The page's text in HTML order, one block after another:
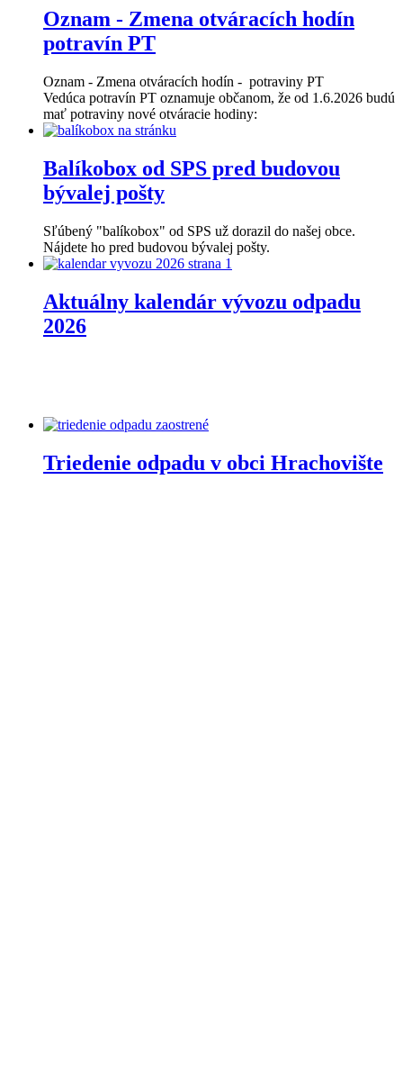
Oznam - Zmena otváracích hodín
potravín PT
Oznam - Zmena otváracích hodín - potraviny PT
Vedúca potravín PT oznamuje občanom, že od 1.6.2026 budú
mať potraviny nové otváracie hodiny:
Balíkobox od SPS pred budovou
bývalej pošty
Sľúbený "balíkobox" od SPS už dorazil do našej obce.
Nájdete ho pred budovou bývalej pošty.
Aktuálny kalendár vývozu odpadu
2026
Triedenie odpadu v obci Hrachovište